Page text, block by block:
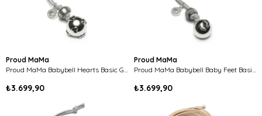
Proud MaMa
Proud MaMa Babybell Hearts Basic Grey
₺3.699,90
Proud MaMa
Proud MaMa Babybell Baby Feet Basic Grey
₺3.699,90